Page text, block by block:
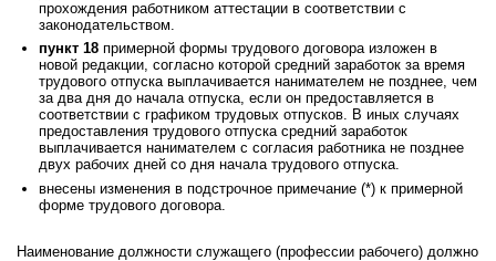
прохождения работником аттестации в соответствии с
законодательством.
пункт 18 примерной формы трудового договора изложен в
новой редакции, согласно которой средний заработок за время
трудового отпуска выплачивается нанимателем не позднее, чем
за два дня до начала отпуска, если он предоставляется в
соответствии с графиком трудовых отпусков. В иных случаях
предоставления трудового отпуска средний заработок
выплачивается нанимателем с согласия работника не позднее
двух рабочих дней со дня начала трудового отпуска.
внесены изменения в подстрочное примечание (*) к примерной
форме трудового договора.
Наименование должности служащего (профессии рабочего) должно